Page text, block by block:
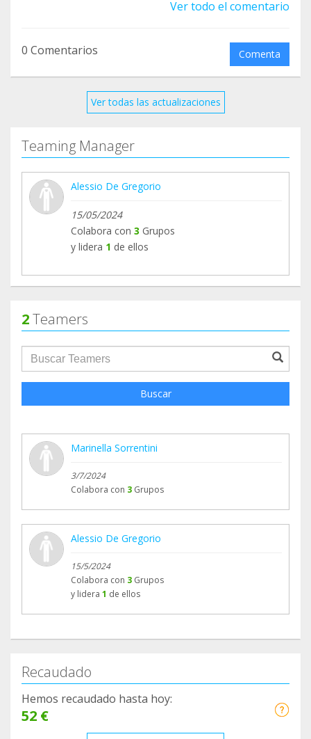
persone ricevono un buono pizza da noi e
ritirare la pizza. Ad oggi abbiamo raccolto fondi
per donare 52 pizze e speriamo di aumentare in
Ver todo el comentario
0 Comentarios Comenta
Ver todas las actualizaciones
Teaming Manager
Alessio De Gregorio
15/05/2024
Colabora con 3 Grupos
y lidera 1 de ellos
2Teamers
groupProfile.searchForm.search.text???
Buscar
Marinella Sorrentini
3/7/2024
Colabora con 3 Grupos
Alessio De Gregorio
15/5/2024
Colabora con 3 Grupos
y lidera 1 de ellos
Recaudado
Hemos recaudado hasta hoy:
52 €